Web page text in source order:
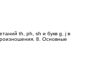
th, ph, sh и букв g, j в
8. Основные